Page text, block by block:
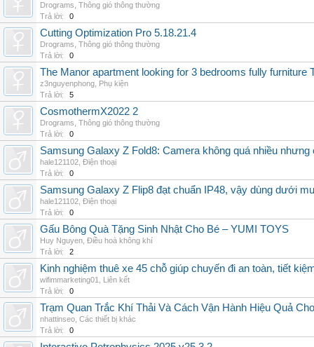
Drograms Thông gió thông thường
Trả lời:
0
Cutting Optimization Pro 5.18.21.4
Drograms Thông gió thông thường
Trả lời:
0
The Manor apartment looking for 3 bedrooms fully furniture
z3nguyenphong Phụ kiện
Trả lời:
5
CosmothermX2022 2
Drograms Thông gió thông thường
Trả lời:
0
Samsung Galaxy Z Fold8: Camera không quá nhiều nhưng
hale121102 Điện thoại
Trả lời:
0
Samsung Galaxy Z Flip8 đạt chuẩn IP48, vậy dùng dưới
hale121102 Điện thoại
Trả lời:
0
Gấu Bông Quà Tặng Sinh Nhật Cho Bé – YUMI TOYS
Huy Nguyen Điều hoà không khí
Trả lời:
2
Kinh nghiệm thuê xe 45 chỗ giúp chuyến đi an toàn, tiết
wifimmarketing01
Liên kết
Trả lời:
0
Trạm Quan Trắc Khí Thải Và Cách Vận Hành Hiệu Quả
nhattinseo Các thiết bị khác
Trả lời:
0